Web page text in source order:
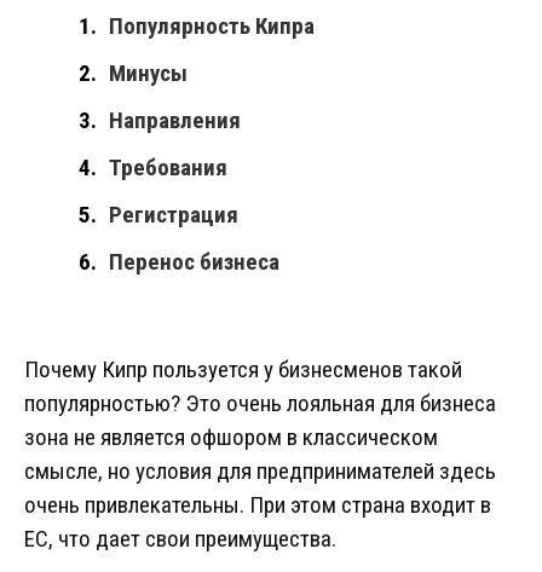
Популярность Кипра
Минусы
Направления
Требования
Регистрация
Перенос бизнеса
Почему Кипр пользуется у бизнесменов такой
популярностью? Это очень лояльная для бизнеса
зона не является офшором в классическом
смысле, но условия для предпринимателей здесь
очень привлекательны. При этом страна входит в
ЕС, что дает свои преимущества.